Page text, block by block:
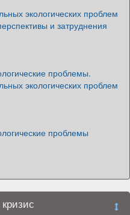
экологических проблем
и затруднения
проблемы.
экологических проблем
проблемы